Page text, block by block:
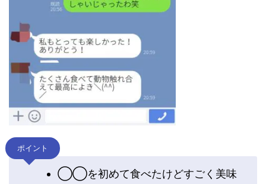
ポイント
◯◯を初めて食べたけどすごく美味